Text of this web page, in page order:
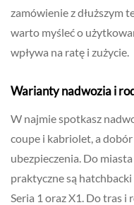
zamówienie z dłuższym
warto myśleć o
wpływa na ratę i zużycie.
Warianty nadwozia i
W najmie spotkasz
coupe i kabriolet, a
ubezpieczenia. Do
praktyczne są
Seria 1 oraz X1. Do tras